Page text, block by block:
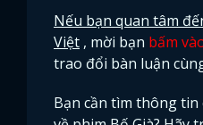
Nếu bạn quan tâm
Việt , mời bạn bấm
trao đổi bàn luận
Bạn cần tìm thông tin